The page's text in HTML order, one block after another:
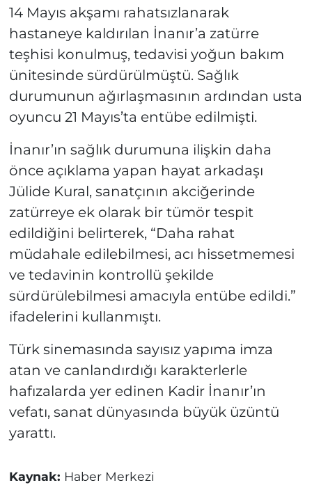
14 Mayıs akşamı rahatsızlanarak
hastaneye kaldırılan İnanır’a zatürre
teşhisi konulmuş, tedavisi yoğun bakım
ünitesinde sürdürülmüştü. Sağlık
durumunun ağırlaşmasının ardından usta
oyuncu 21 Mayıs’ta entübe edilmişti.
İnanır’ın sağlık durumuna ilişkin daha
önce açıklama yapan hayat arkadaşı
Jülide Kural, sanatçının akciğerinde
zatürreye ek olarak bir tümör tespit
edildiğini belirterek, “Daha rahat
müdahale edilebilmesi, acı hissetmemesi
ve tedavinin kontrollü şekilde
sürdürülebilmesi amacıyla entübe edildi.”
ifadelerini kullanmıştı.
Türk sinemasında sayısız yapıma imza
atan ve canlandırdığı karakterlerle
hafızalarda yer edinen Kadir İnanır’ın
vefatı, sanat dünyasında büyük üzüntü
yarattı.
Kaynak: Haber Merkezi